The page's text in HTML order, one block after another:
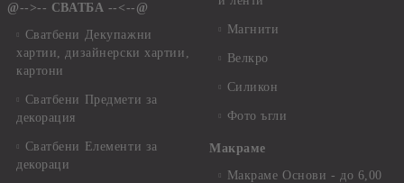
@-->-- СВАТБА --<--@
Сватбени Декупажни
хартии, дизайнерски хартии,
картони
Сватбени Предмети за
декорация
Сватбени Елементи за
декораци
Магнити
Велкро
Силикон
Фото ъгли
Макраме
Макраме Основи - до 6,00